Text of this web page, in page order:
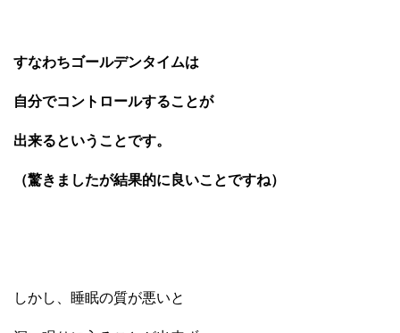
すなわちゴールデンタイムは
自分でコントロールすることが
出来るということです。
（驚きましたが結果的に良いことですね）
しかし、睡眠の質が悪いと